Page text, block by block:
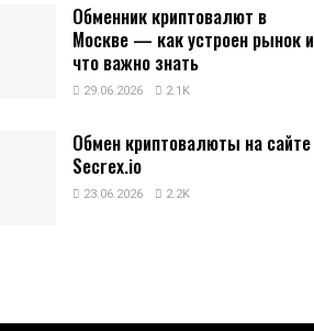
Обменник криптовалют в
Москве — как устроен рынок и
что важно знать
29.06.2026 2.1K
Обмен криптовалюты на сайте
Secrex.io
23.06.2026 2.2K